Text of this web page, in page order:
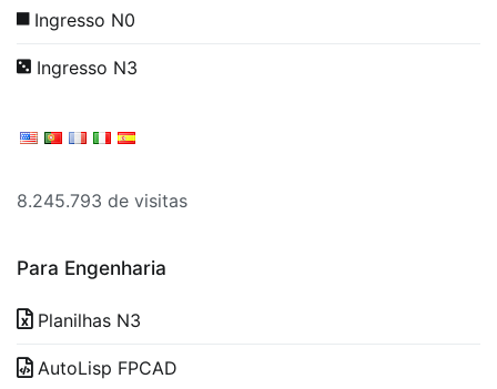
Ingresso N0
Ingresso N3
8.245.793 de visitas
Para Engenharia
Planilhas N3
AutoLisp FPCAD